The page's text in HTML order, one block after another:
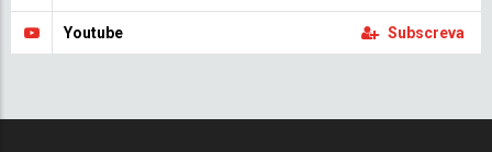
Youtube Subscreva